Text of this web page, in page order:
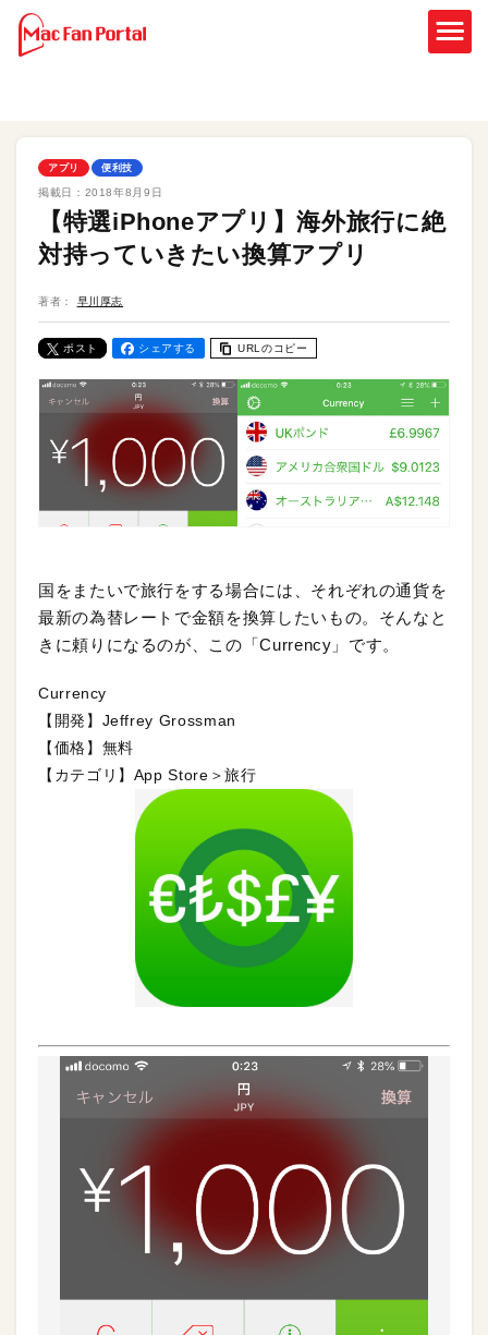
アプリ 便利技
掲載日： 2018年8月9日
【特選iPhoneアプリ】海外旅行に絶
対持っていきたい換算アプリ
著者： 早川厚志
ポスト シェアする URLのコピー
国をまたいで旅行をする場合には、それぞれの通貨を
最新の為替レートで金額を換算したいもの。そんなと
きに頼りになるのが、この「Currency」です。
Currency
【開発】Jeffrey Grossman
【価格】無料
【カテゴリ】App Store＞旅行